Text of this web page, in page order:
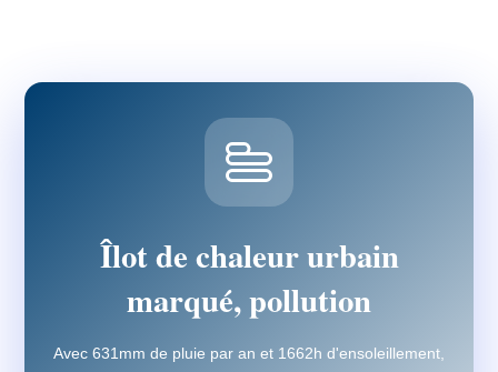
Îlot de chaleur urbain
marqué, pollution
Avec 631mm de pluie par an et 1662h d'ensoleillement,